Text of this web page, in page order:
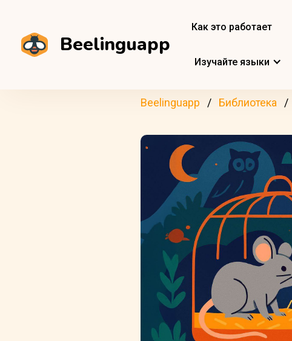
Beelinguapp
Как это работает
Изучайте языки
Beelinguapp Библиотека